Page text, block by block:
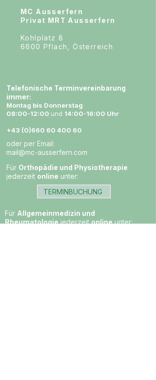
MC Ausserfern
Privat MRT Ausserfern
Kohlplatz 8
6600 Pflach, Österreich
Telefonische Terminvereinbarung
immer:
Montag bis Donnerstag
08:00-12:00 und 14:00-16:00 Uhr
+43 (0)660 60 400 60
oder per Email:
mail@mc-ausserfern.com
Für Orthopädie und Physiotherapie
jederzeit online unter:
TERMINBUCHUNG
Für Allgemeinmedizin und
Rheumatologiejederzeitonlineunter: